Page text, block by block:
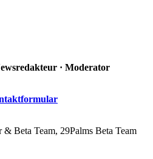
· Moderator
Beta Team, 29Palms Beta Team